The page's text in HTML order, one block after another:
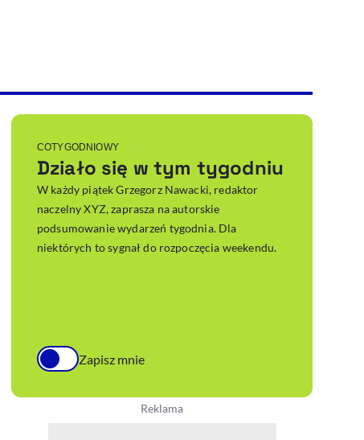
Sprawdź, jak i dlaczego zwiększamy dostępność, otwiera się w nowym
Deklaracja dostępności
, otwiera się w